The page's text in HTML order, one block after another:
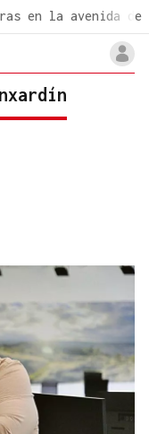
en la avenida de